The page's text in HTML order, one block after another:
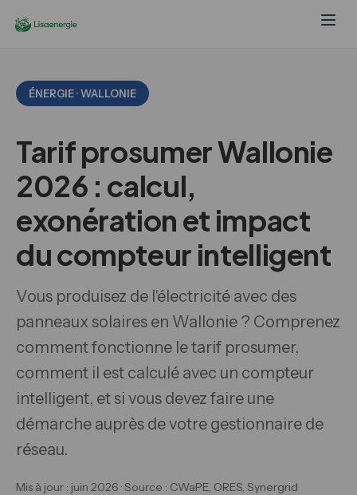
ÉNERGIE · WALLONIE
Tarif prosumer Wallonie
2026 : calcul,
exonération et impact
du compteur intelligent
Vous produisez de l'électricité avec des
panneaux solaires en Wallonie ? Comprenez
comment fonctionne le tarif prosumer,
comment il est calculé avec un compteur
intelligent, et si vous devez faire une
démarche auprès de votre gestionnaire de
réseau.
Mis à jour : juin 2026 · Source : CWaPE, ORES, Synergrid